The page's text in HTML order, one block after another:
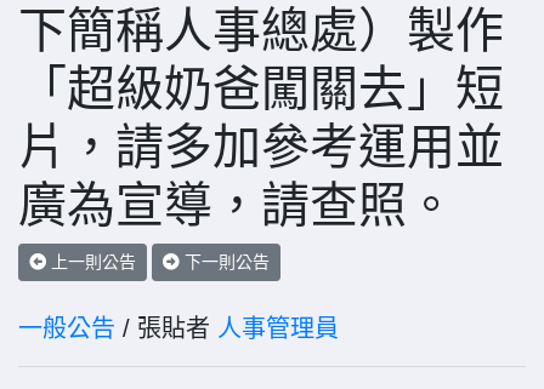
下簡稱人事總處）製作
「超級奶爸闖關去」短
片，請多加參考運用並
廣為宣導，請查照。
上一則公告 下一則公告
一般公告 / 張貼者 人事管理員